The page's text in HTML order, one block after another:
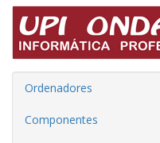
Ordenadores
Componentes